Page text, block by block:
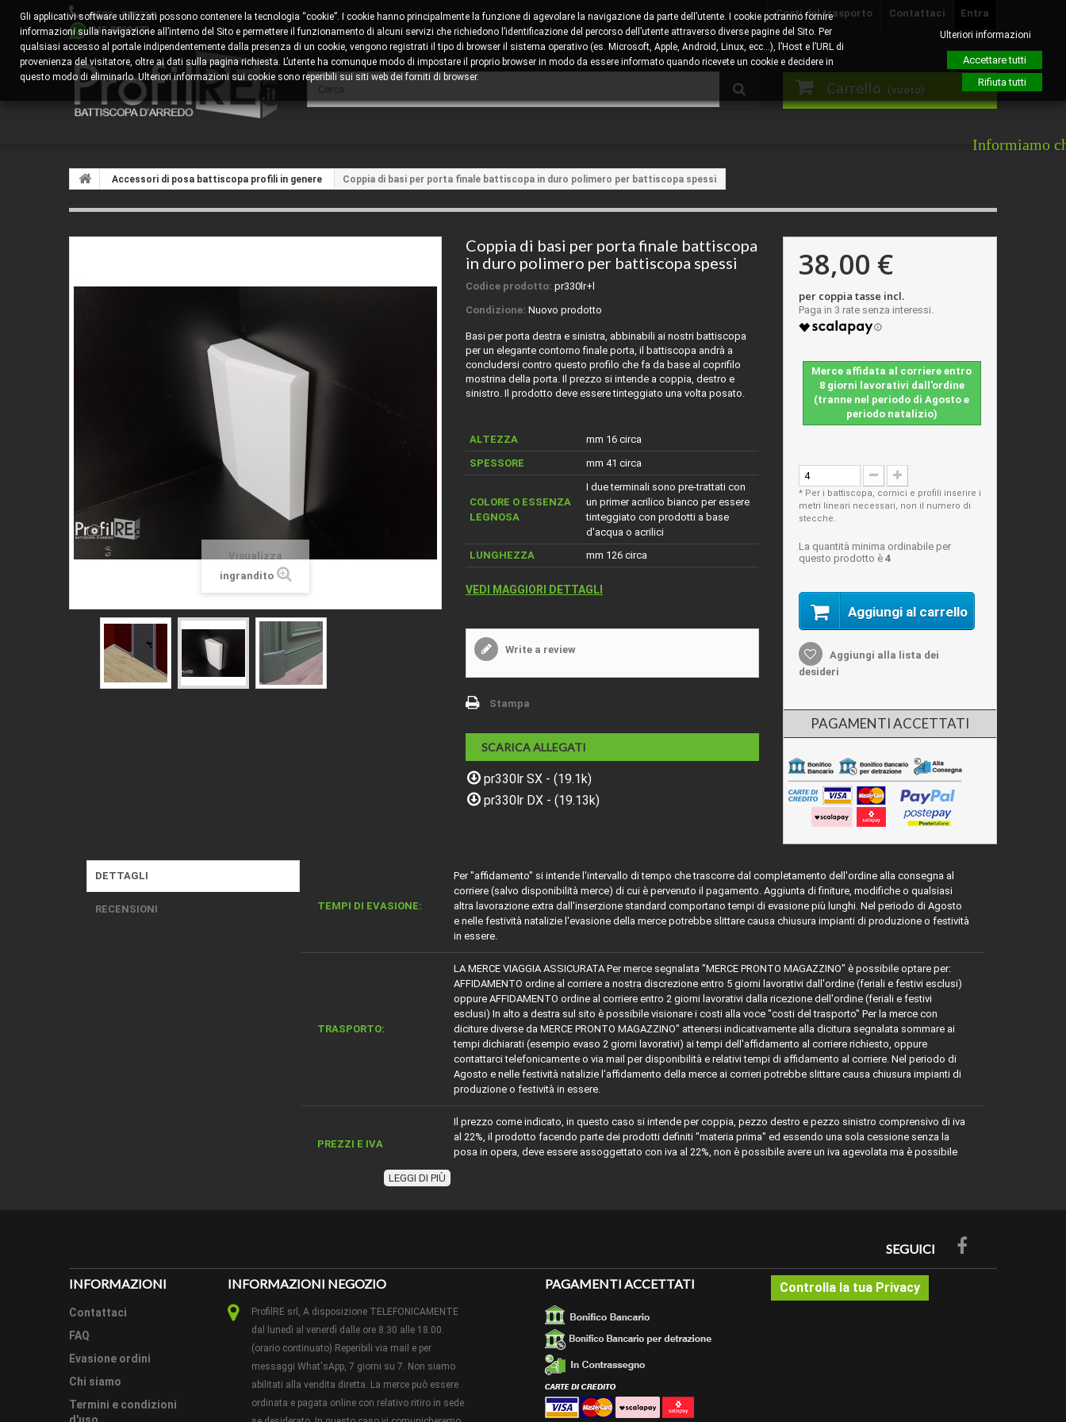
Entra
Contattaci
Costi del trasporto
0522 - 578310
345.8829473
Carrello (vuoto)
Informiamo che
Accessori di posa battiscopa profili in genere Coppia di basi per porta finale battiscopa in duro polimero per battiscopa spessi
Visualizza
ingrandito
Coppia di basi per porta finale battiscopa
in duro polimero per battiscopa spessi
Codice prodotto: pr330lr+l
Condizione: Nuovo prodotto
Basi per porta destra e sinistra, abbinabili ai nostri battiscopa
per un elegante contorno finale porta, il battiscopa andrà a
concludersi contro questo profilo che fa da base al coprifilo
mostrina della porta. Il prezzo si intende a coppia, destro e
sinistro. Il prodotto deve essere tinteggiato una volta posato.
ALTEZZA
mm 16 circa
SPESSORE
mm 41 circa
COLORE O ESSENZA
LEGNOSA
I due terminali sono pre-trattati con
un primer acrilico bianco per essere
tinteggiato con prodotti a base
d'acqua o acrilici
LUNGHEZZA
mm 126 circa
VEDI MAGGIORI DETTAGLI
Write a review
Stampa
SCARICA ALLEGATI
pr330lr SX - (19.1k)
pr330lr DX - (19.13k)
38,00 €
per coppia tasse incl.
Merce affidata al corriere entro
8 giorni lavorativi dall'ordine
(tranne nel periodo di Agosto e
periodo natalizio)
* Per i battiscopa, cornici e profili inserire i
metri lineari necessari, non il numero di
stecche.
La quantità minima ordinabile per
questo prodotto è 4
Aggiungi al carrello
Aggiungi alla lista dei
desideri
PAGAMENTI ACCETTATI
DETTAGLI
RECENSIONI TEMPI DI EVASIONE:
Per "affidamento" si intende l'intervallo di tempo che trascorre dal completamento dell'ordine alla consegna al
corriere (salvo disponibilità merce) di cui è pervenuto il pagamento. Aggiunta di finiture, modifiche o qualsiasi
altra lavorazione extra dall'inserzione standard comportano tempi di evasione più lunghi. Nel periodo di Agosto
e nelle festività natalizie l'evasione della merce potrebbe slittare causa chiusura impianti di produzione o festività
in essere.
TRASPORTO:
LA MERCE VIAGGIA ASSICURATA Per merce segnalata "MERCE PRONTO MAGAZZINO" è possibile optare per:
AFFIDAMENTO ordine al corriere a nostra discrezione entro 5 giorni lavorativi dall'ordine (feriali e festivi esclusi)
oppure AFFIDAMENTO ordine al corriere entro 2 giorni lavorativi dalla ricezione dell'ordine (feriali e festivi
esclusi) In alto a destra sul sito è possibile visionare i costi alla voce "costi del trasporto" Per la merce con
diciture diverse da MERCE PRONTO MAGAZZINO" attenersi indicativamente alla dicitura segnalata sommare ai
tempi dichiarati (esempio evaso 2 giorni lavorativi) ai tempi dell'affidamento al corriere richiesto, oppure
contattarci telefonicamente o via mail per disponibilità e relativi tempi di affidamento al corriere. Nel periodo di
Agosto e nelle festività natalizie l'affidamento della merce ai corrieri potrebbe slittare causa chiusura impianti di
produzione o festività in essere.
PREZZI E IVA
Il prezzo come indicato, in questo caso si intende per coppia, pezzo destro e pezzo sinistro comprensivo di iva
al 22%, il prodotto facendo parte dei prodotti definiti "materia prima" ed essendo una sola cessione senza la
posa in opera, deve essere assoggettato con iva al 22%, non è possibile avere un iva agevolata ma è possibile
LEGNOSA
I due terminali sono pre-trattati con un primer acrilico bianco per essere tinteggiato con prodotti a base d'acqua
o acrilici
VERNICIABILE ?
Si verniciabile senza carteggiatura, stesura a pennello con smalti, prima di procedere si consiglia sempre di fare
LEGGI DI PIÙ
SEGUICI
INFORMAZIONI
Contattaci
FAQ
Evasione ordini
Chi siamo
Termini e condizioni
INFORMAZIONI NEGOZIO
ProfilRE srl, A disposizione TELEFONICAMENTE
dal lunedì al venerdì dalle ore 8.30 alle 18.00.
(orario continuato) Reperibili via mail e per
messaggi What'sApp, 7 giorni su 7. Non siamo
abilitati alla vendita diretta. La merce può essere
ordinata e pagata online con relativo ritiro in sede
PAGAMENTI ACCETTATI Controlla la tua Privacy
Gli applicativi software utilizzati possono contenere la tecnologia “cookie”. I cookie hanno principalmente la funzione di agevolare la navigazione da parte dell’utente. I cookie potranno fornire
informazioni sulla navigazione all’interno del Sito e permettere il funzionamento di alcuni servizi che richiedono l’identificazione del percorso dell’utente attraverso diverse pagine del Sito. Per
qualsiasi accesso al portale indipendentemente dalla presenza di un cookie, vengono registrati il tipo di browser il sistema operativo (es. Microsoft, Apple, Android, Linux, ecc…), l’Host e l’URL di
provenienza del visitatore, oltre ai dati sulla pagina richiesta. L’utente ha comunque modo di impostare il proprio browser in modo da essere informato quando ricevete un cookie e decidere in
questo modo di eliminarlo. Ulteriori informazioni sui cookie sono reperibili sui siti web dei forniti di browser.
Ulteriori informazioni
Accettare tutti
Rifiuta tutti